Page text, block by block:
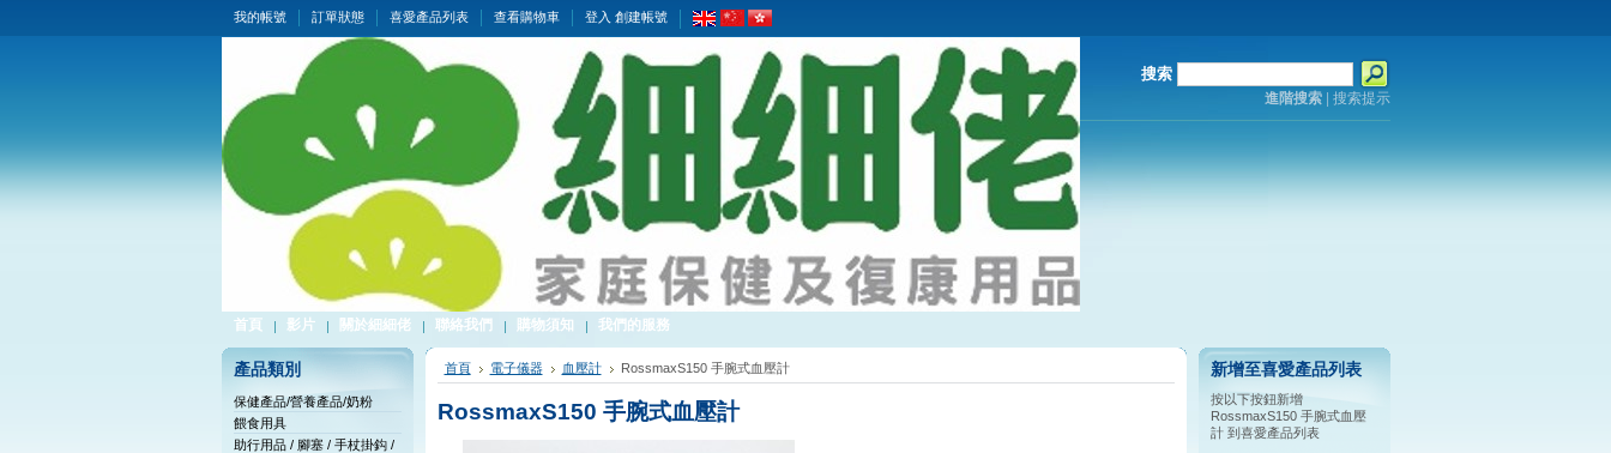
我的帳號 訂單狀態 喜愛產品列表 查看購物車 登入 創建帳號
搜索
進階搜索| 搜索提示
首頁 影片 關於細細佬 聯絡我們 購物須知 我們的服務
產品類別
保健產品/營養產品/奶粉
餵食用具
助行用品 / 腳塞 / 手杖掛鈎 /
首頁 電子儀器 血壓計 RossmaxS150 手腕式血壓計
RossmaxS150 手腕式血壓計
新增至喜愛產品列表
按以下按鈕新增
RossmaxS150 手腕式血壓
計 到喜愛產品列表